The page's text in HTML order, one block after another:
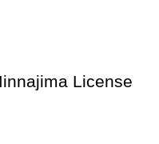
License